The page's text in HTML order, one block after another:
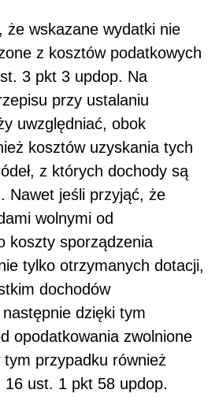
że wskazane wydatki nie
z kosztów podatkowych
3 pkt 3 updop. Na
przy ustalaniu
uwzględniać, obok
kosztów uzyskania tych
z których dochody są
Nawet jeśli przyjąć, że
wolnymi od
koszty sporządzenia
tylko otrzymanych dotacji,
dochodów
dzięki tym
opodatkowania zwolnione
przypadku również
ust. 1 pkt 58 updop.